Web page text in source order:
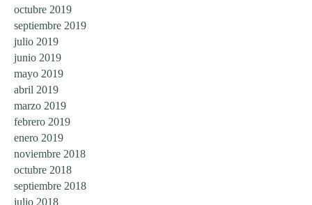
octubre 2019
septiembre 2019
julio 2019
junio 2019
mayo 2019
abril 2019
marzo 2019
febrero 2019
enero 2019
noviembre 2018
octubre 2018
septiembre 2018
julio 2018